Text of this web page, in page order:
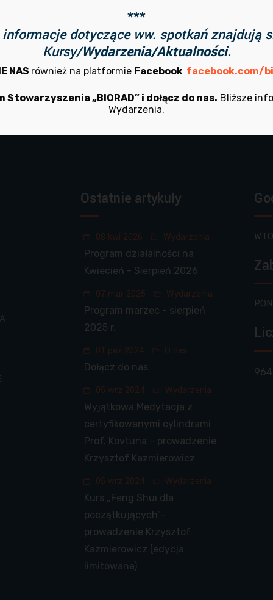
Skontaktuj się z
Ostatnie artykuły
08 kwi 2026 Wydarzenia
Program działalności na
Kwiecień - Sierpień 2026
07 mar 2025 Wydarzenia
Program marzec - sierpień
2025 r.
01 paź 2024 O nas
Dołącz do nas.
05 wrz 2024 Wydarzenia
Wyjątkowa Medytacja z
certyfikowanymi cylindrami
Prof. Kovtuna – prowadzenie
Krzysztof Kazmierowicz
05 wrz 2024 Wydarzenia
Kurs „Feng Shui dla
początkujących”–
prowadzenie Krzysztof
Kazmierowicz (edycja
limitowana)
***
informacje dotyczące ww. spotkań znajdują
Kursy/Wydarzenia/Aktualności.
NAS również na platformie Facebook facebook.com/
Stowarzyszenia „BIORAD” i dołącz do nas. Bliższe
Wydarzenia.